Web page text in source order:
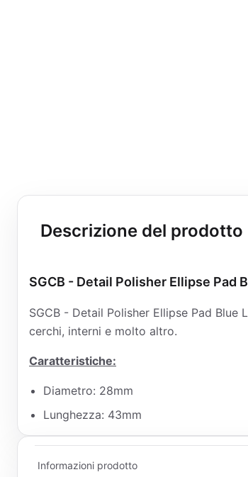
Descrizione del prodotto
SGCB - Detail Polisher Ellipse
SGCB - Detail Polisher Ellipse Pad
cerchi, interni e molto altro.
Caratteristiche:
Diametro: 28mm
Lunghezza: 43mm
Informazioni prodotto